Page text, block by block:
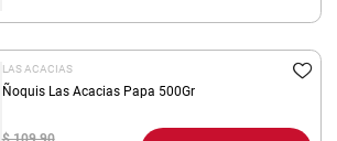
LAS ACACIAS
Ñoquis Las Acacias Papa 500Gr